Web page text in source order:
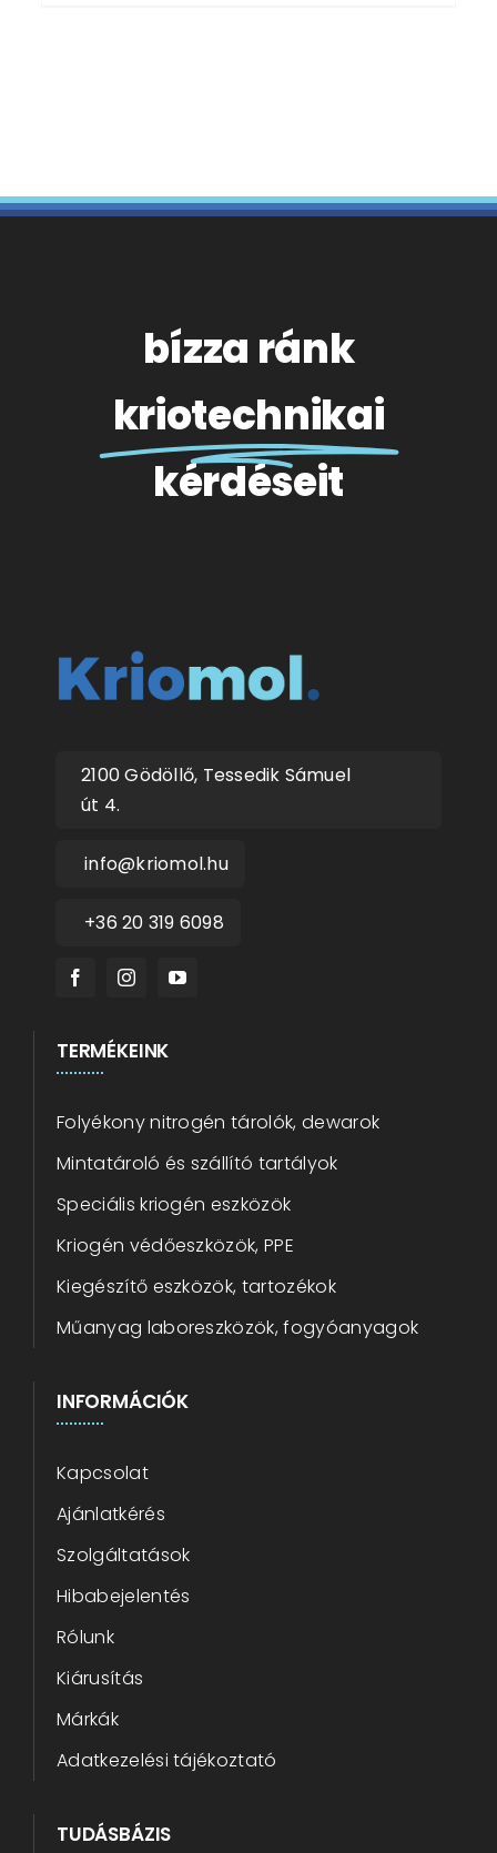
bízza ránk
kriotechnikai
kérdéseit
2100 Gödöllő, Tessedik Sámuel
út 4.
info@kriomol.hu
+36 20 319 6098
TERMÉKEINK
Folyékony nitrogén tárolók, dewarok
Mintatároló és szállító tartályok
Speciális kriogén eszközök
Kriogén védőeszközök, PPE
Kiegészítő eszközök, tartozékok
Műanyag laboreszközök, fogyóanyagok
INFORMÁCIÓK
Kapcsolat
Ajánlatkérés
Szolgáltatások
Hibabejelentés
Rólunk
Kiárusítás
Márkák
Adatkezelési tájékoztató
TUDÁSBÁZIS